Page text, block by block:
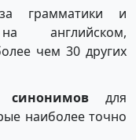
грамматики и
английском,
чем 30 других
синонимов для
наиболее точно